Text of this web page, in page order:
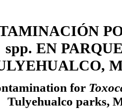
spp. EN
for
Tulyehualco parks,